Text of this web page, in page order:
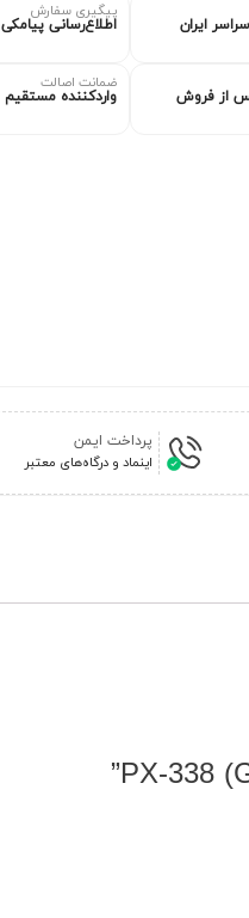
ایران
پیگیری سفارش
اطلاع‌رسانی پیامکی
از فروش
ضمانت اصالت
واردکننده مستقیم
پرداخت ایمن
اینماد و درگاه‌های معتبر